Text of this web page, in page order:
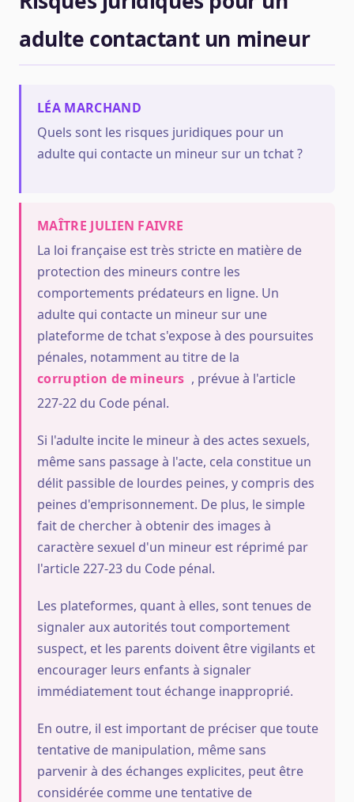
adulte contactant un mineur
LÉA MARCHAND
Quels sont les risques juridiques pour un
adulte qui contacte un mineur sur un tchat ?
MAÎTRE JULIEN FAIVRE
La loi française est très stricte en matière de
protection des mineurs contre les
comportements prédateurs en ligne. Un
adulte qui contacte un mineur sur une
plateforme de tchat s'expose à des poursuites
pénales, notamment au titre de la
corruption de mineurs , prévue à l'article
227-22 du Code pénal.
Si l'adulte incite le mineur à des actes sexuels,
même sans passage à l'acte, cela constitue un
délit passible de lourdes peines, y compris des
peines d'emprisonnement. De plus, le simple
fait de chercher à obtenir des images à
caractère sexuel d'un mineur est réprimé par
l'article 227-23 du Code pénal.
Les plateformes, quant à elles, sont tenues de
signaler aux autorités tout comportement
suspect, et les parents doivent être vigilants et
encourager leurs enfants à signaler
immédiatement tout échange inapproprié.
En outre, il est important de préciser que toute
tentative de manipulation, même sans
parvenir à des échanges explicites, peut être
considérée comme une tentative de